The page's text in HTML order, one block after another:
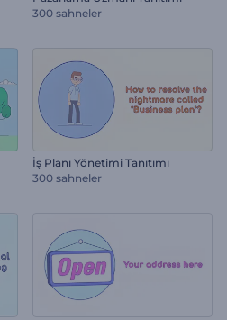
300 sahneler
İş Planı Yönetimi Tanıtımı
300 sahneler